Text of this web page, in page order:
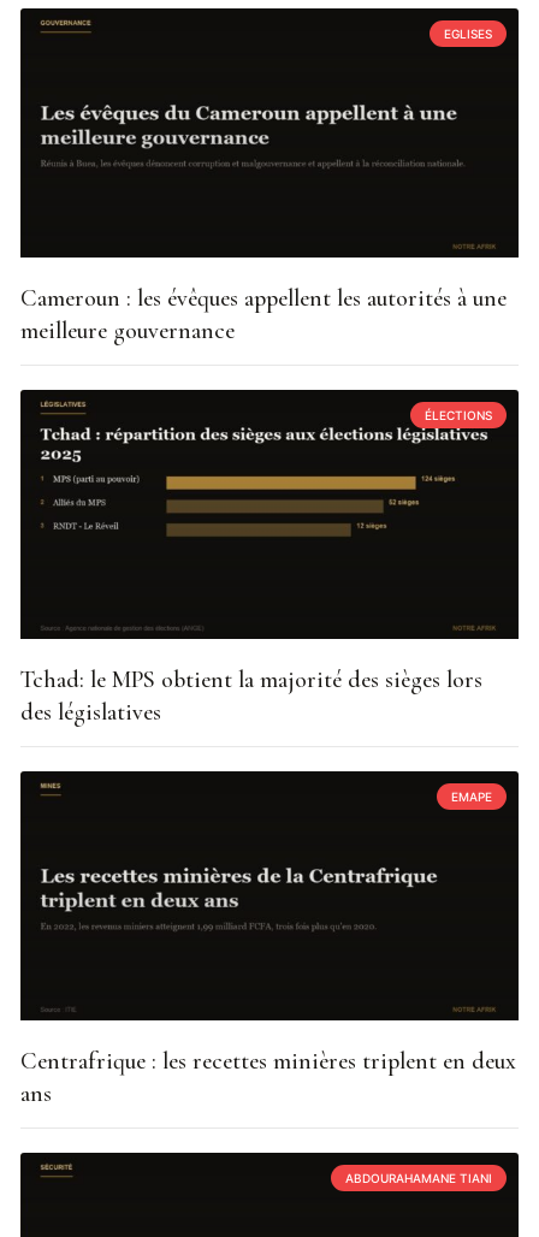
EGLISES
Cameroun : les évêques appellent les autorités à une
meilleure gouvernance
ÉLECTIONS
Tchad: le MPS obtient la majorité des sièges lors
des législatives
EMAPE
Centrafrique : les recettes minières triplent en deux
ans
ABDOURAHAMANE TIANI